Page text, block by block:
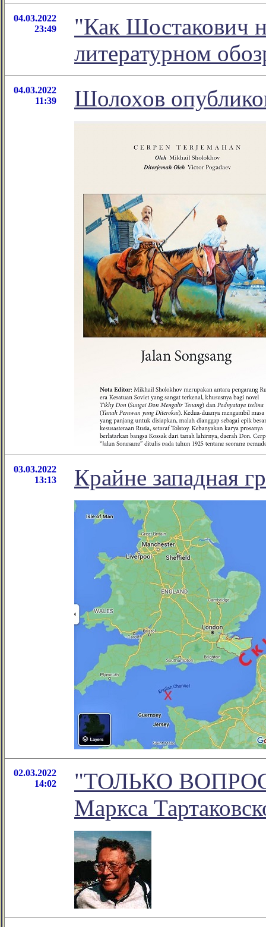
04.03.2022
23:49
"Как Шостакович
литературном
04.03.2022
11:39
Шолохов
03.03.2022
13:13
Крайне западная
02.03.2022
14:02
"ТОЛЬКО
Маркса